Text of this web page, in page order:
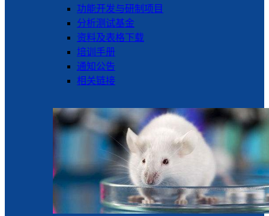
功能开发与研制项目
分析测试基金
资料及表格下载
培训手册
通知公告
相关链接